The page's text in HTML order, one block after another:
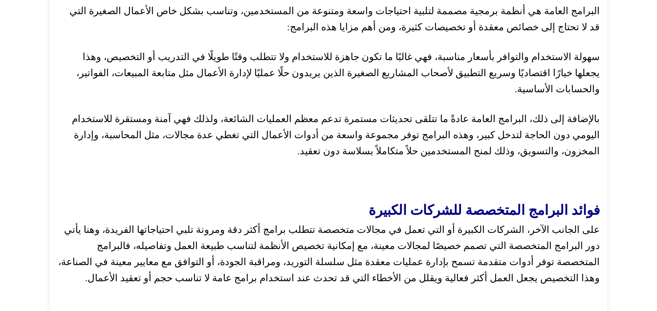
البرامج العامة هي أنظمة برمجية مصممة لتلبية احتياجات واسعة ومتنوعة من المستخدمين، وتناسب بشكل خاص الأعمال الصغيرة التي
قد لا تحتاج إلى خصائص معقدة أو تخصيصات كثيرة، ومن أهم مزايا هذه البرامج:
سهولة الاستخدام والتوافر بأسعار مناسبة، فهي غالبًا ما تكون جاهزة للاستخدام ولا تتطلب وقتًا طويلًا في التدريب أو التخصيص، وهذا
يجعلها خيارًا اقتصاديًا وسريع التطبيق لأصحاب المشاريع الصغيرة الذين يريدون حلًا عمليًا لإدارة الأعمال مثل متابعة المبيعات، الفواتير،
والحسابات الأساسية.
بالإضافة إلى ذلك، البرامج العامة عادةً ما تتلقى تحديثات مستمرة تدعم معظم العمليات الشائعة، ولذلك فهي آمنة ومستقرة للاستخدام
اليومي دون الحاجة لتدخل كبير، وهذه البرامج توفر مجموعة واسعة من أدوات الأعمال التي تغطي عدة مجالات، مثل المحاسبة، وإدارة
المخزون، والتسويق، وذلك لمنح المستخدمين حلاً متكاملاً بسلاسة دون تعقيد.
فوائد البرامج المتخصصة للشركات الكبيرة
على الجانب الآخر، الشركات الكبيرة أو التي تعمل في مجالات متخصصة تتطلب برامج أكثر دقة ومرونة تلبي احتياجاتها الفريدة، وهنا يأتي
دور البرامج المتخصصة التي تصمم خصيصًا لمجالات معينة، مع إمكانية تخصيص الأنظمة لتناسب طبيعة العمل وتفاصيله، فالبرامج
المتخصصة توفر أدوات متقدمة تسمح بإدارة عمليات معقدة مثل سلسلة التوريد، ومراقبة الجودة، أو التوافق مع معايير معينة في الصناعة،
وهذا التخصيص يجعل العمل أكثر فعالية ويقلل من الأخطاء التي قد تحدث عند استخدام برامج عامة لا تناسب حجم أو تعقيد الأعمال.